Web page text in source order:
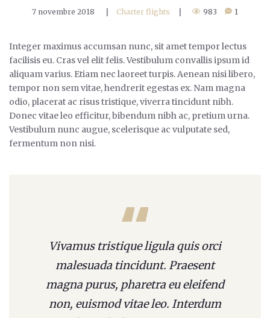
7 novembre 2018 Charter flights 983 1
Integer maximus accumsan nunc, sit amet tempor lectus
facilisis eu. Cras vel elit felis. Vestibulum convallis ipsum id
aliquam varius. Etiam nec laoreet turpis. Aenean nisi libero,
tempor non sem vitae, hendrerit egestas ex. Nam magna
odio, placerat ac risus tristique, viverra tincidunt nibh.
Donec vitae leo efficitur, bibendum nibh ac, pretium urna.
Vestibulum nunc augue, scelerisque ac vulputate sed,
fermentum non nisi.
Vivamus tristique ligula quis orci
malesuada tincidunt. Praesent
magna purus, pharetra eu eleifend
non, euismod vitae leo. Interdum